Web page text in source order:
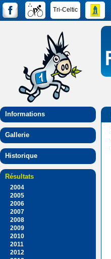
Tri-Celtic
Informations
Gallerie
Historique
Résultats
2004
2005
2006
2007
2008
2009
2010
2011
2012